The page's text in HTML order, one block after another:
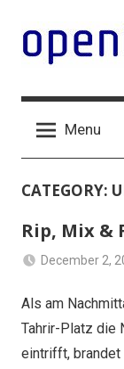
content
Open
eine
Menu
CATEGORY:
Rip, Mix &
December 2,
Als am
Tahrir-Platz die
eintrifft, brandet